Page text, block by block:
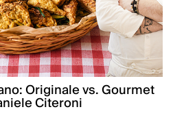
Originale vs. Gourmet
Citeroni